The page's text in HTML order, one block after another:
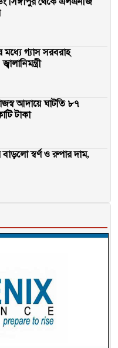
মধ্যে গ্যাস সরবরাহ
আদায়ে ঘাটতি ৮৭
টাকা
বাড়লো স্বর্ণ ও রুপার দাম,